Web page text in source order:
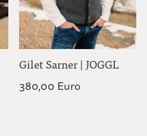
Gilet Sarner | JOGGL
380,00 Euro